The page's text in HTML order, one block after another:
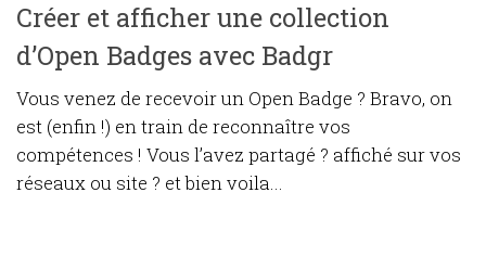
Créer et afficher une collection
d’Open Badges avec Badgr
Vous venez de recevoir un Open Badge ? Bravo, on
est (enfin !) en train de reconnaître vos
compétences ! Vous l’avez partagé ? affiché sur vos
réseaux ou site ? et bien voila...